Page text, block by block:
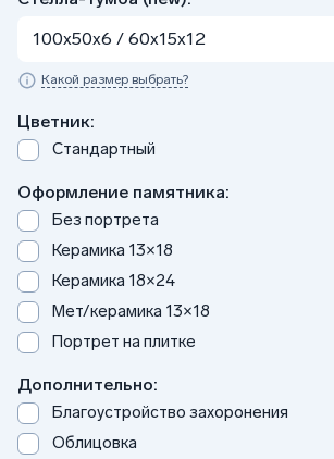
100x50x6 / 60x15x12
Какой размер выбрать?
Цветник:
Стандартный
Оформление памятника:
Без портрета
Керамика 13×18
Керамика 18×24
Мет/керамика 13×18
Портрет на плитке
Дополнительно:
Благоустройство захоронения
Облицовка